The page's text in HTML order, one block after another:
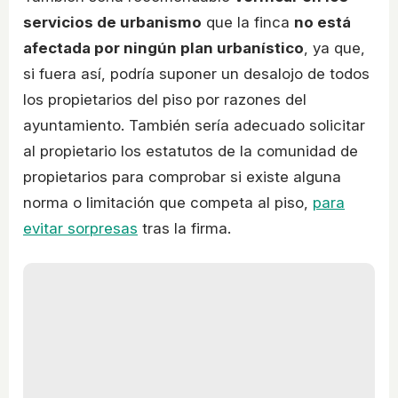
servicios de urbanismo que la finca no está
afectada por ningún plan urbanístico , ya que,
si fuera así, podría suponer un desalojo de todos
los propietarios del piso por razones del
ayuntamiento. También sería adecuado solicitar
al propietario los estatutos de la comunidad de
propietarios para comprobar si existe alguna
norma o limitación que competa al piso, para
evitar sorpresas tras la firma.